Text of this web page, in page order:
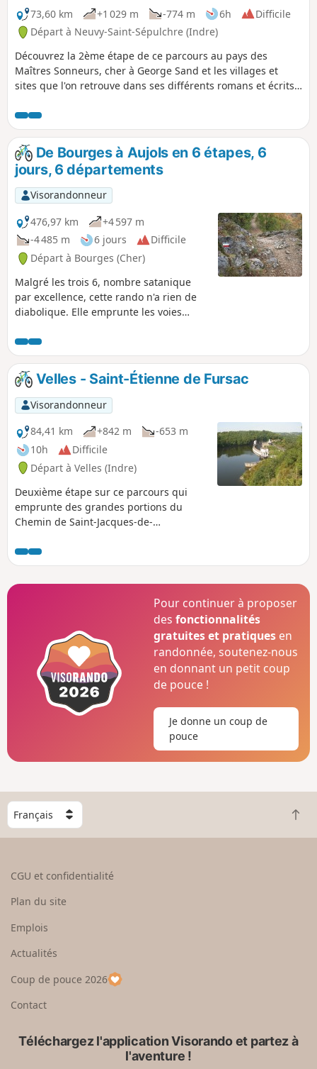
73,60 km
+1 029 m -774 m 6h
Difficile
Départ à Neuvy-Saint-Sépulchre (Indre)
Découvrez la 2ème étape de ce parcours au pays des
Maîtres Sonneurs, cher à George Sand et les villages et
sites que l'on retrouve dans ses différents romans et écrits
De Bourges à Aujols en 6 étapes, 6
jours, 6 départements
Visorandonneur
476,97 km
+4 597 m
-4 485 m
6 jours
Difficile
Départ à Bourges (Cher)
Malgré les trois 6, nombre satanique
par excellence, cette rando n'a rien de
diabolique. Elle emprunte les voies
de-Compostelle, passe par des sites
historiques, traverse bois, forêts, petites
vallées ombragées, pour terminer par le
causse et ses monotraces caillouteuses.
Les petites routes à faible circulation
constituent le reste du parcours. Ce
serait bien le diable si vous ne
parveniez pas à destination.
Velles - Saint-Étienne de Fursac
Visorandonneur
84,41 km
+842 m
-653 m
10h
Difficile
Départ à Velles (Indre)
Deuxième étape sur ce parcours qui
emprunte des grandes portions du
Chemin de Saint-Jacques-de-
témoignage des pèlerins.
Pour continuer à proposer
desfonctionnalités
gratuites et pratiques en
randonnée, soutenez-nous
en donnant un petit coup
de pouce !
Je donne un coup de
pouce
C
h
o
e
u
p
a
R
e
CGU et confidentialité
Plan du site
Emplois
Actualités
Coup de pouce 2026
Contact
Téléchargez l'application Visorando et partez à
l'aventure !